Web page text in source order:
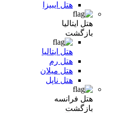
هتل ایبیزا
هتل ایتالیا
بازگشت
هتل ایتالیا
هتل رم
هتل میلان
هتل ناپل
هتل فرانسه
بازگشت